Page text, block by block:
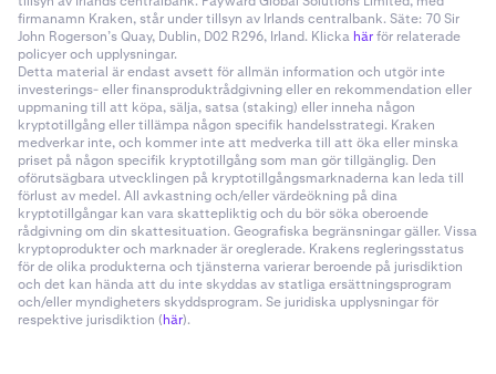
firmanamn Kraken, står under tillsyn av Irlands centralbank. Säte: 70 Sir
John Rogerson’s Quay, Dublin, D02 R296, Irland. Klicka härför relaterade
policyer och upplysningar.
Detta material är endast avsett för allmän information och utgör inte
investerings- eller finansproduktrådgivning eller en rekommendation eller
uppmaning till att köpa, sälja, satsa (staking) eller inneha någon
kryptotillgång eller tillämpa någon specifik handelsstrategi. Kraken
medverkar inte, och kommer inte att medverka till att öka eller minska
priset på någon specifik kryptotillgång som man gör tillgänglig. Den
oförutsägbara utvecklingen på kryptotillgångsmarknaderna kan leda till
förlust av medel. All avkastning och/eller värdeökning på dina
kryptotillgångar kan vara skattepliktig och du bör söka oberoende
rådgivning om din skattesituation. Geografiska begränsningar gäller. Vissa
kryptoprodukter och marknader är oreglerade. Krakens regleringsstatus
för de olika produkterna och tjänsterna varierar beroende på jurisdiktion
och det kan hända att du inte skyddas av statliga ersättningsprogram
och/eller myndigheters skyddsprogram. Se juridiska upplysningar för
respektive jurisdiktion (här).